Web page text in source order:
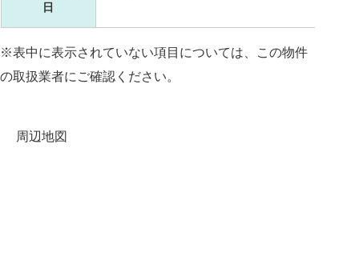
日
※表中に表示されていない項目については、この物件
の取扱業者にご確認ください。
周辺地図